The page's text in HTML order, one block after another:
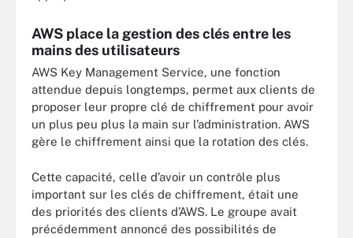
AWS place la gestion des clés entre les
mains des utilisateurs
AWS Key Management Service, une fonction
attendue depuis longtemps, permet aux clients de
proposer leur propre clé de chiffrement pour avoir
un plus peu plus la main sur l’administration. AWS
gère le chiffrement ainsi que la rotation des clés.
Cette capacité, celle d’avoir un contrôle plus
important sur les clés de chiffrement, était une
des priorités des clients d’AWS. Le groupe avait
précédemment annoncé des possibilités de